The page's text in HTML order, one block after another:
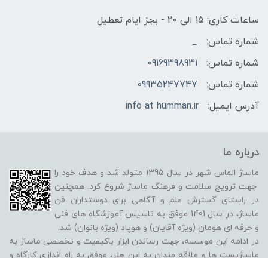
ساعات کاری: 15 الی 20 - بجز ایام تعطیل
شماره تماس:
_
شماره تماس:
09169398931
شماره تماس:
09935247747
آدرس ایمیل:
info at humman.ir
درباره ما
ماساژ الماس شهر در سال 1395 متولد شد و هدف خود را
جهت ترویج سلامت و فرهنگ ماساژ شروع کرد. همچنین
در راستای گسترش علم و آگاهی برای دوستداران فن
ماساژ، در سال 1401 موفق به تاسیس آموزشگاه های فنی
و حرفه ای هومان (ویژه آقایان) و هوپاد (ویژه بانوان) شد.
در ادامه این موسسه، جهت رساندن ابزار باکیفیت و تخصصی ماساژ به
ماساژیست ها و علاقه مندان به این هنر، موفق به راه اندازی کارگاه و